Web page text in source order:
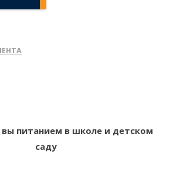
питанием в школе и детском
саду